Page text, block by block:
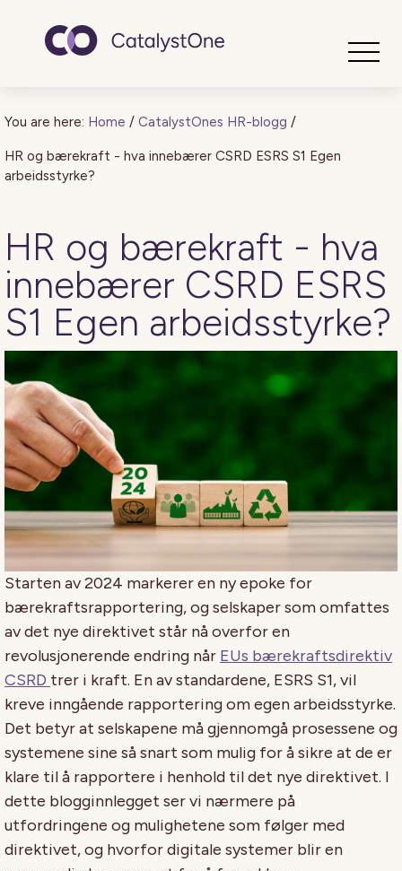
You are here: Home / CatalystOnes HR-blogg /
HR og bærekraft - hva innebærer CSRD ESRS S1 Egen
arbeidsstyrke?
HR og bærekraft - hva
innebærer CSRD ESRS
S1 Egen arbeidsstyrke?
Starten av 2024 markerer en ny epoke for
bærekraftsrapportering, og selskaper som omfattes
av det nye direktivet står nå overfor en
revolusjonerende endring når EUs bærekraftsdirektiv
CSRD trer i kraft. En av standardene, ESRS S1, vil
kreve inngående rapportering om egen arbeidsstyrke.
Det betyr at selskapene må gjennomgå prosessene og
systemene sine så snart som mulig for å sikre at de er
klare til å rapportere i henhold til det nye direktivet. I
dette blogginnlegget ser vi nærmere på
utfordringene og mulighetene som følger med
direktivet, og hvorfor digitale systemer blir en